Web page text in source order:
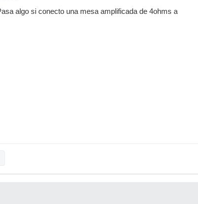
algo si conecto una mesa amplificada de 4ohms a